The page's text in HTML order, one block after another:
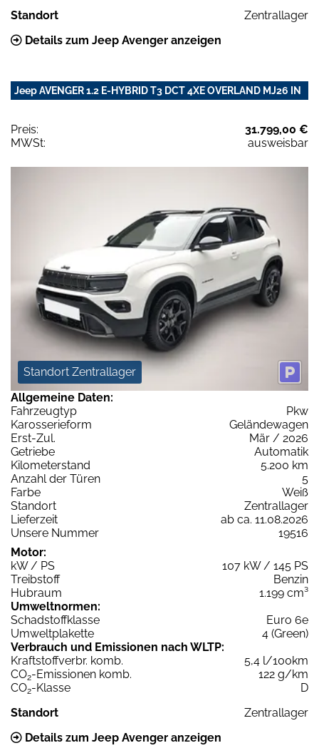
Standort
Zentrallager
Details zum Jeep Avenger anzeigen
Jeep AVENGER 1.2 E-HYBRID T3 DCT 4XE OVERLAND MJ26 IN
Preis:
31.799,00 €
MWSt:
ausweisbar
Standort Zentrallager
Allgemeine Daten:
Fahrzeugtyp
Pkw
Karosserieform
Geländewagen
Erst-Zul.
Mär / 2026
Getriebe
Automatik
Kilometerstand
5.200 km
Anzahl der Türen
5
Farbe
Weiß
Standort
Zentrallager
Lieferzeit
ab ca. 11.08.2026
Unsere Nummer
19516
Motor:
kW / PS
107 kW / 145 PS
Treibstoff
Benzin
Hubraum
1.199 cm³
Umweltnormen:
Schadstoffklasse
Euro 6e
Umweltplakette
4 (Green)
Verbrauch und Emissionen nach WLTP:
Kraftstoffverbr. komb.
5,4 l/100km
CO2-Emissionen komb.
122 g/km
CO2-Klasse
D
Standort
Zentrallager
Details zum Jeep Avenger anzeigen